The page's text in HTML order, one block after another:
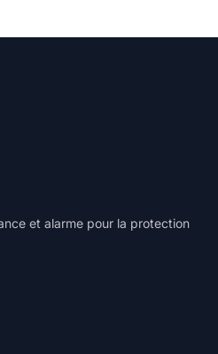
et alarme pour la protection